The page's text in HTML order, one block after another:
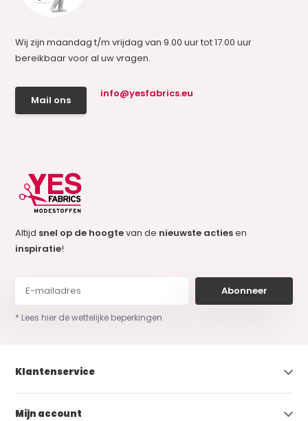
Wij zijn maandag t/m vrijdag van 9.00 uur tot 17.00 uur
bereikbaar voor al uw vragen.
Mail ons
info@yesfabrics.eu
Altijd snel op de hoogtevan de nieuwste actiesen
inspiratie!
Abonneer
* Lees hier de wettelijke beperkingen
Klantenservice
Mijn account